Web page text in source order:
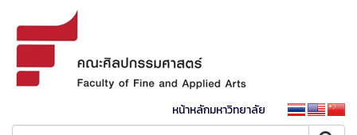
หน้าหลักมหาวิทยาลัย